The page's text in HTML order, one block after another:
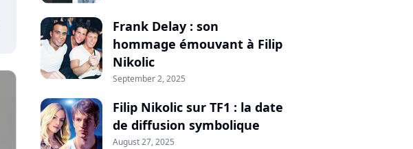
Frank Delay : son
hommage émouvant à Filip
Nikolic
September 2, 2025
Filip Nikolic sur TF1 : la date
de diffusion symbolique
August 27, 2025